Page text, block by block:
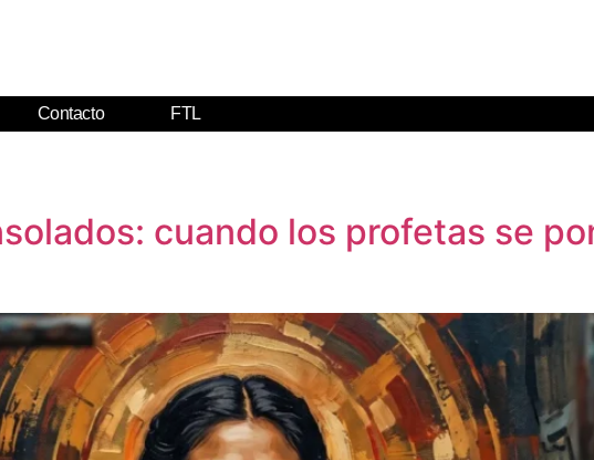
Contacto FTL
cuando los profetas se